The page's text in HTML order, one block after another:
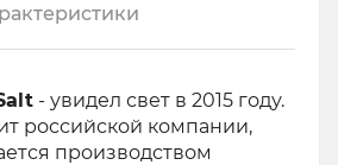
- увидел свет в 2015 году.
российской компании,
производством